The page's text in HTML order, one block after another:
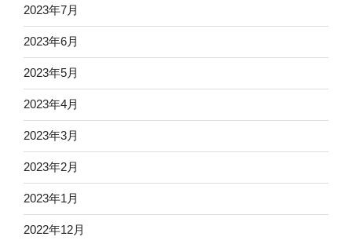
2023年7月
2023年6月
2023年5月
2023年4月
2023年3月
2023年2月
2023年1月
2022年12月